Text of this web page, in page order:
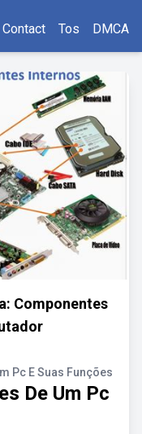
Contact Tos DMCA
Componentes
Pc E Suas Funções
De Um Pc